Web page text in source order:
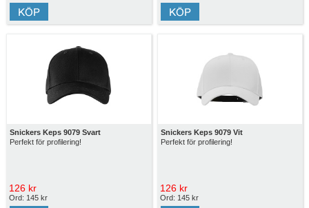
Snickers Keps 9079 Svart
Perfekt för profilering!
126 kr
Ord: 145 kr
Snickers Keps 9079 Vit
Perfekt för profilering!
126 kr
Ord: 145 kr